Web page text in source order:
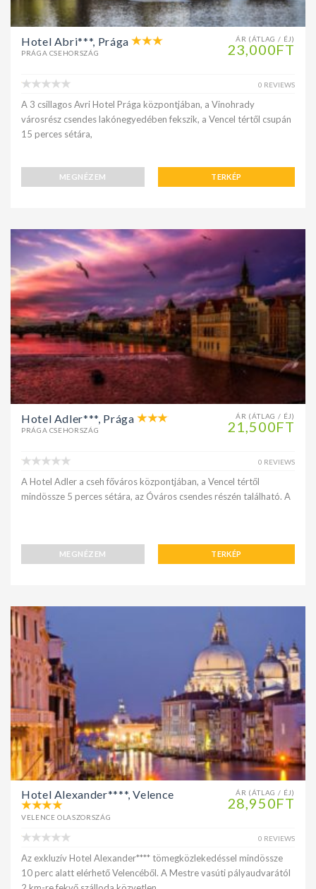
ÁR (ÁTLAG / ÉJ)
23,000FT
Hotel Abri***, Prága
PRÁGA CSEHORSZÁG
0 REVIEWS
A 3 csillagos Avri Hotel Prága központjában, a Vinohrady
városrész csendes lakónegyedében fekszik, a Vencel tértől csupán
15 perces sétára,
MEGNÉZEM TERKÉP
ÁR (ÁTLAG / ÉJ)
21,500FT
Hotel Adler***, Prága
PRÁGA CSEHORSZÁG
0 REVIEWS
A Hotel Adler a cseh főváros központjában, a Vencel tértől
mindössze 5 perces sétára, az Óváros csendes részén található. A
MEGNÉZEM TERKÉP
ÁR (ÁTLAG / ÉJ)
28,950FT
Hotel Alexander****, Velence
VELENCE OLASZORSZÁG
0 REVIEWS
Az exkluzív Hotel Alexander**** tömegközlekedéssel mindössze
10 perc alatt elérhető Velencéből. A Mestre vasúti pályaudvarától